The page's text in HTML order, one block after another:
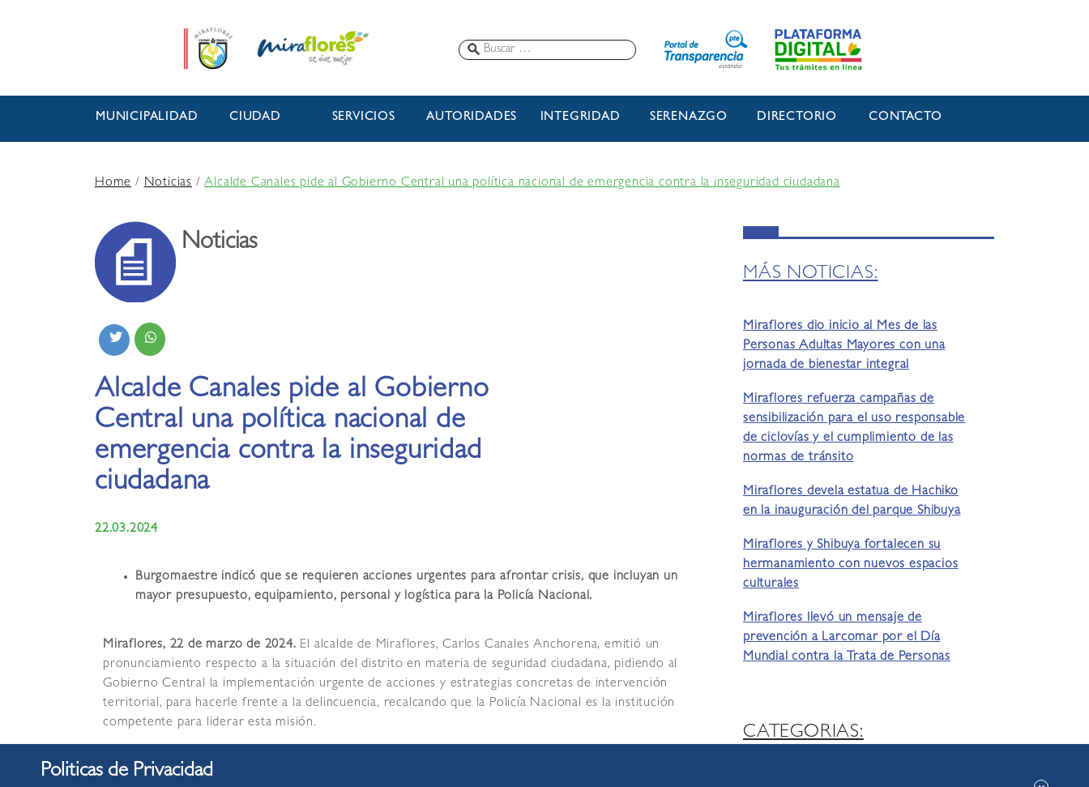
MUNICIPALIDAD CIUDAD SERVICIOS AUTORIDADES INTEGRIDAD SERENAZGO DIRECTORIO CONTACTO
Home/Noticias /Alcalde Canales pide al Gobierno Central una política nacional de emergencia contra la inseguridad ciudadana
Noticias
Alcalde Canales pide al Gobierno
Central una política nacional de
emergencia contra la inseguridad
ciudadana
22.03.2024
Burgomaestre indicó que se requieren acciones urgentes para afrontar crisis, que incluyan un
mayor presupuesto, equipamiento, personal y logística para la Policía Nacional.
Miraflores, 22 de marzo de 2024. El alcalde de Miraflores, Carlos Canales Anchorena, emitió un
pronunciamiento respecto a la situación del distrito en materia de seguridad ciudadana, pidiendo al
Gobierno Central la implementación urgente de acciones y estrategias concretas de intervención
territorial, para hacerle frente a la delincuencia, recalcando que la Policía Nacional es la institución
competente para liderar esta misión.
a ello, aunque en menor medida por las acciones que desarrollamos. Necesitamos que la
MÁS NOTICIAS:
Miraflores dio inicio al Mes de las
Personas Adultas Mayores con una
jornada de bienestar integral
Miraflores refuerza campañas de
sensibilización para el uso responsable
de ciclovías y el cumplimiento de las
normas de tránsito
Miraflores devela estatua de Hachiko
en la inauguración del parque Shibuya
Miraflores y Shibuya fortalecen su
hermanamiento con nuevos espacios
culturales
Miraflores llevó un mensaje de
prevención a Larcomar por el Día
Mundial contra la Trata de Personas
CATEGORIAS: